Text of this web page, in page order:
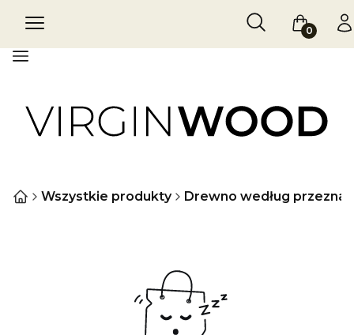
Menu Otwórz
Szukaj Koszyk
Menu
Wszystkie produkty Drewno według